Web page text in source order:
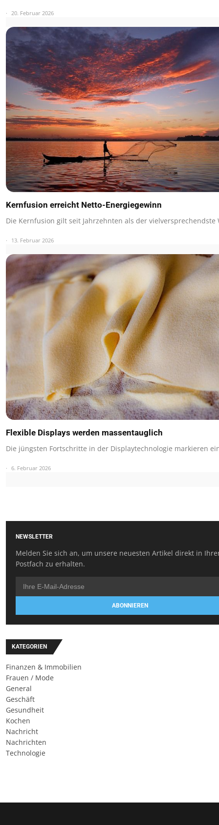
20. Februar 2026
Kernfusion erreicht Netto-Energiegewinn
Die Kernfusion gilt seit Jahrzehnten als der vielversprechendste
13. Februar 2026
Flexible Displays werden massentauglich
Die jüngsten Fortschritte in der Displaytechnologie markieren
6. Februar 2026
NEWSLETTER
Melden Sie sich an, um unsere neuesten Artikel direkt in
Postfach zu erhalten.
ABONNIEREN
KATEGORIEN
Finanzen & Immobilien
Frauen / Mode
General
Geschäft
Gesundheit
Kochen
Nachricht
Nachrichten
Technologie